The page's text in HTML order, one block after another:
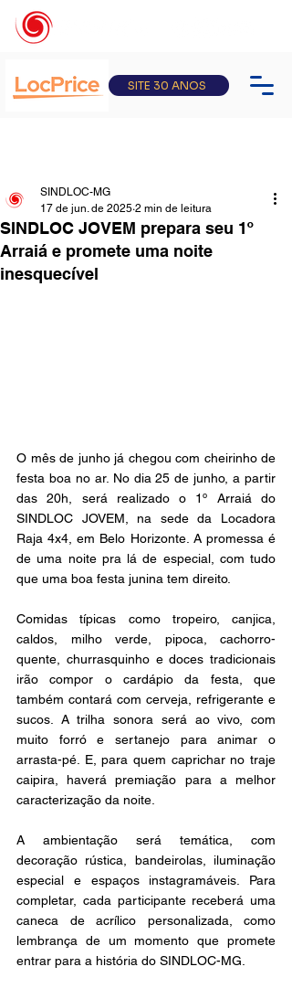
SITE 30 ANOS
SINDLOC JOVEM prepara seu 1º
Arraiá e promete uma noite
inesquecível
SINDLOC-MG
17 de jun. de 2025 2 min de leitura
O mês de junho já chegou com cheirinho de
festa boa no ar. No dia 25 de junho, a partir
das 20h, será realizado o 1º Arraiá do
SINDLOC JOVEM, na sede da Locadora
Raja 4x4, em Belo Horizonte. A promessa é
de uma noite pra lá de especial, com tudo
que uma boa festa junina tem direito.
Comidas típicas como tropeiro, canjica,
caldos, milho verde, pipoca, cachorro-
quente, churrasquinho e doces tradicionais
irão compor o cardápio da festa, que
também contará com cerveja, refrigerante e
sucos. A trilha sonora será ao vivo, com
muito forró e sertanejo para animar o
arrasta-pé. E, para quem caprichar no traje
caipira, haverá premiação para a melhor
caracterização da noite.
A ambientação será temática, com
decoração rústica, bandeirolas, iluminação
especial e espaços instagramáveis. Para
completar, cada participante receberá uma
caneca de acrílico personalizada, como
lembrança de um momento que promete
entrar para a história do SINDLOC-MG.